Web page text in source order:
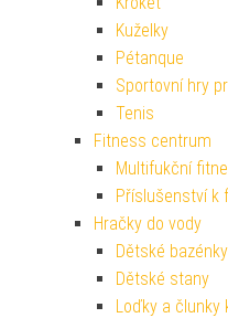
Kuželky
Pétanque
Sportovní hry
Tenis
Fitness centrum
Multifukční
Příslušenství k
Hračky do vody
Dětské bazénky
Dětské stany
Loďky a člunky